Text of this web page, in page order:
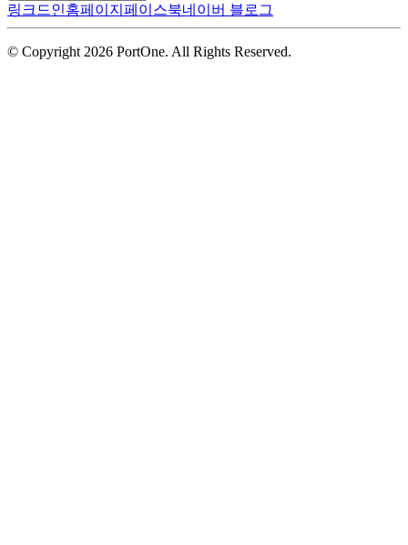
링크드인홈페이지 페이스북네이버 블로그
© Copyright 2026 PortOne. All Rights Reserved.